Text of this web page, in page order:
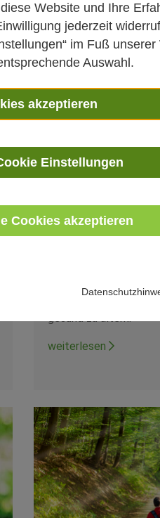
Website und Ihre
jederzeit
im Fuß unserer
Auswahl.
akzeptieren
Einstellungen
Cookies akzeptieren
Lange gesund
30. März 2023
Gebrechen und
Rahmen der
Routinen vor, die uns
gesund zu altern.
weiterlesen